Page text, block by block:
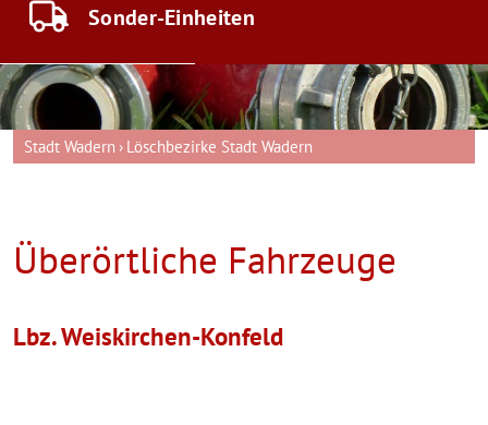
Sonder-Einheiten
Stadt Wadern Löschbezirke Stadt Wadern
Überörtliche Fahrzeuge
Lbz. Weiskirchen-Konfeld